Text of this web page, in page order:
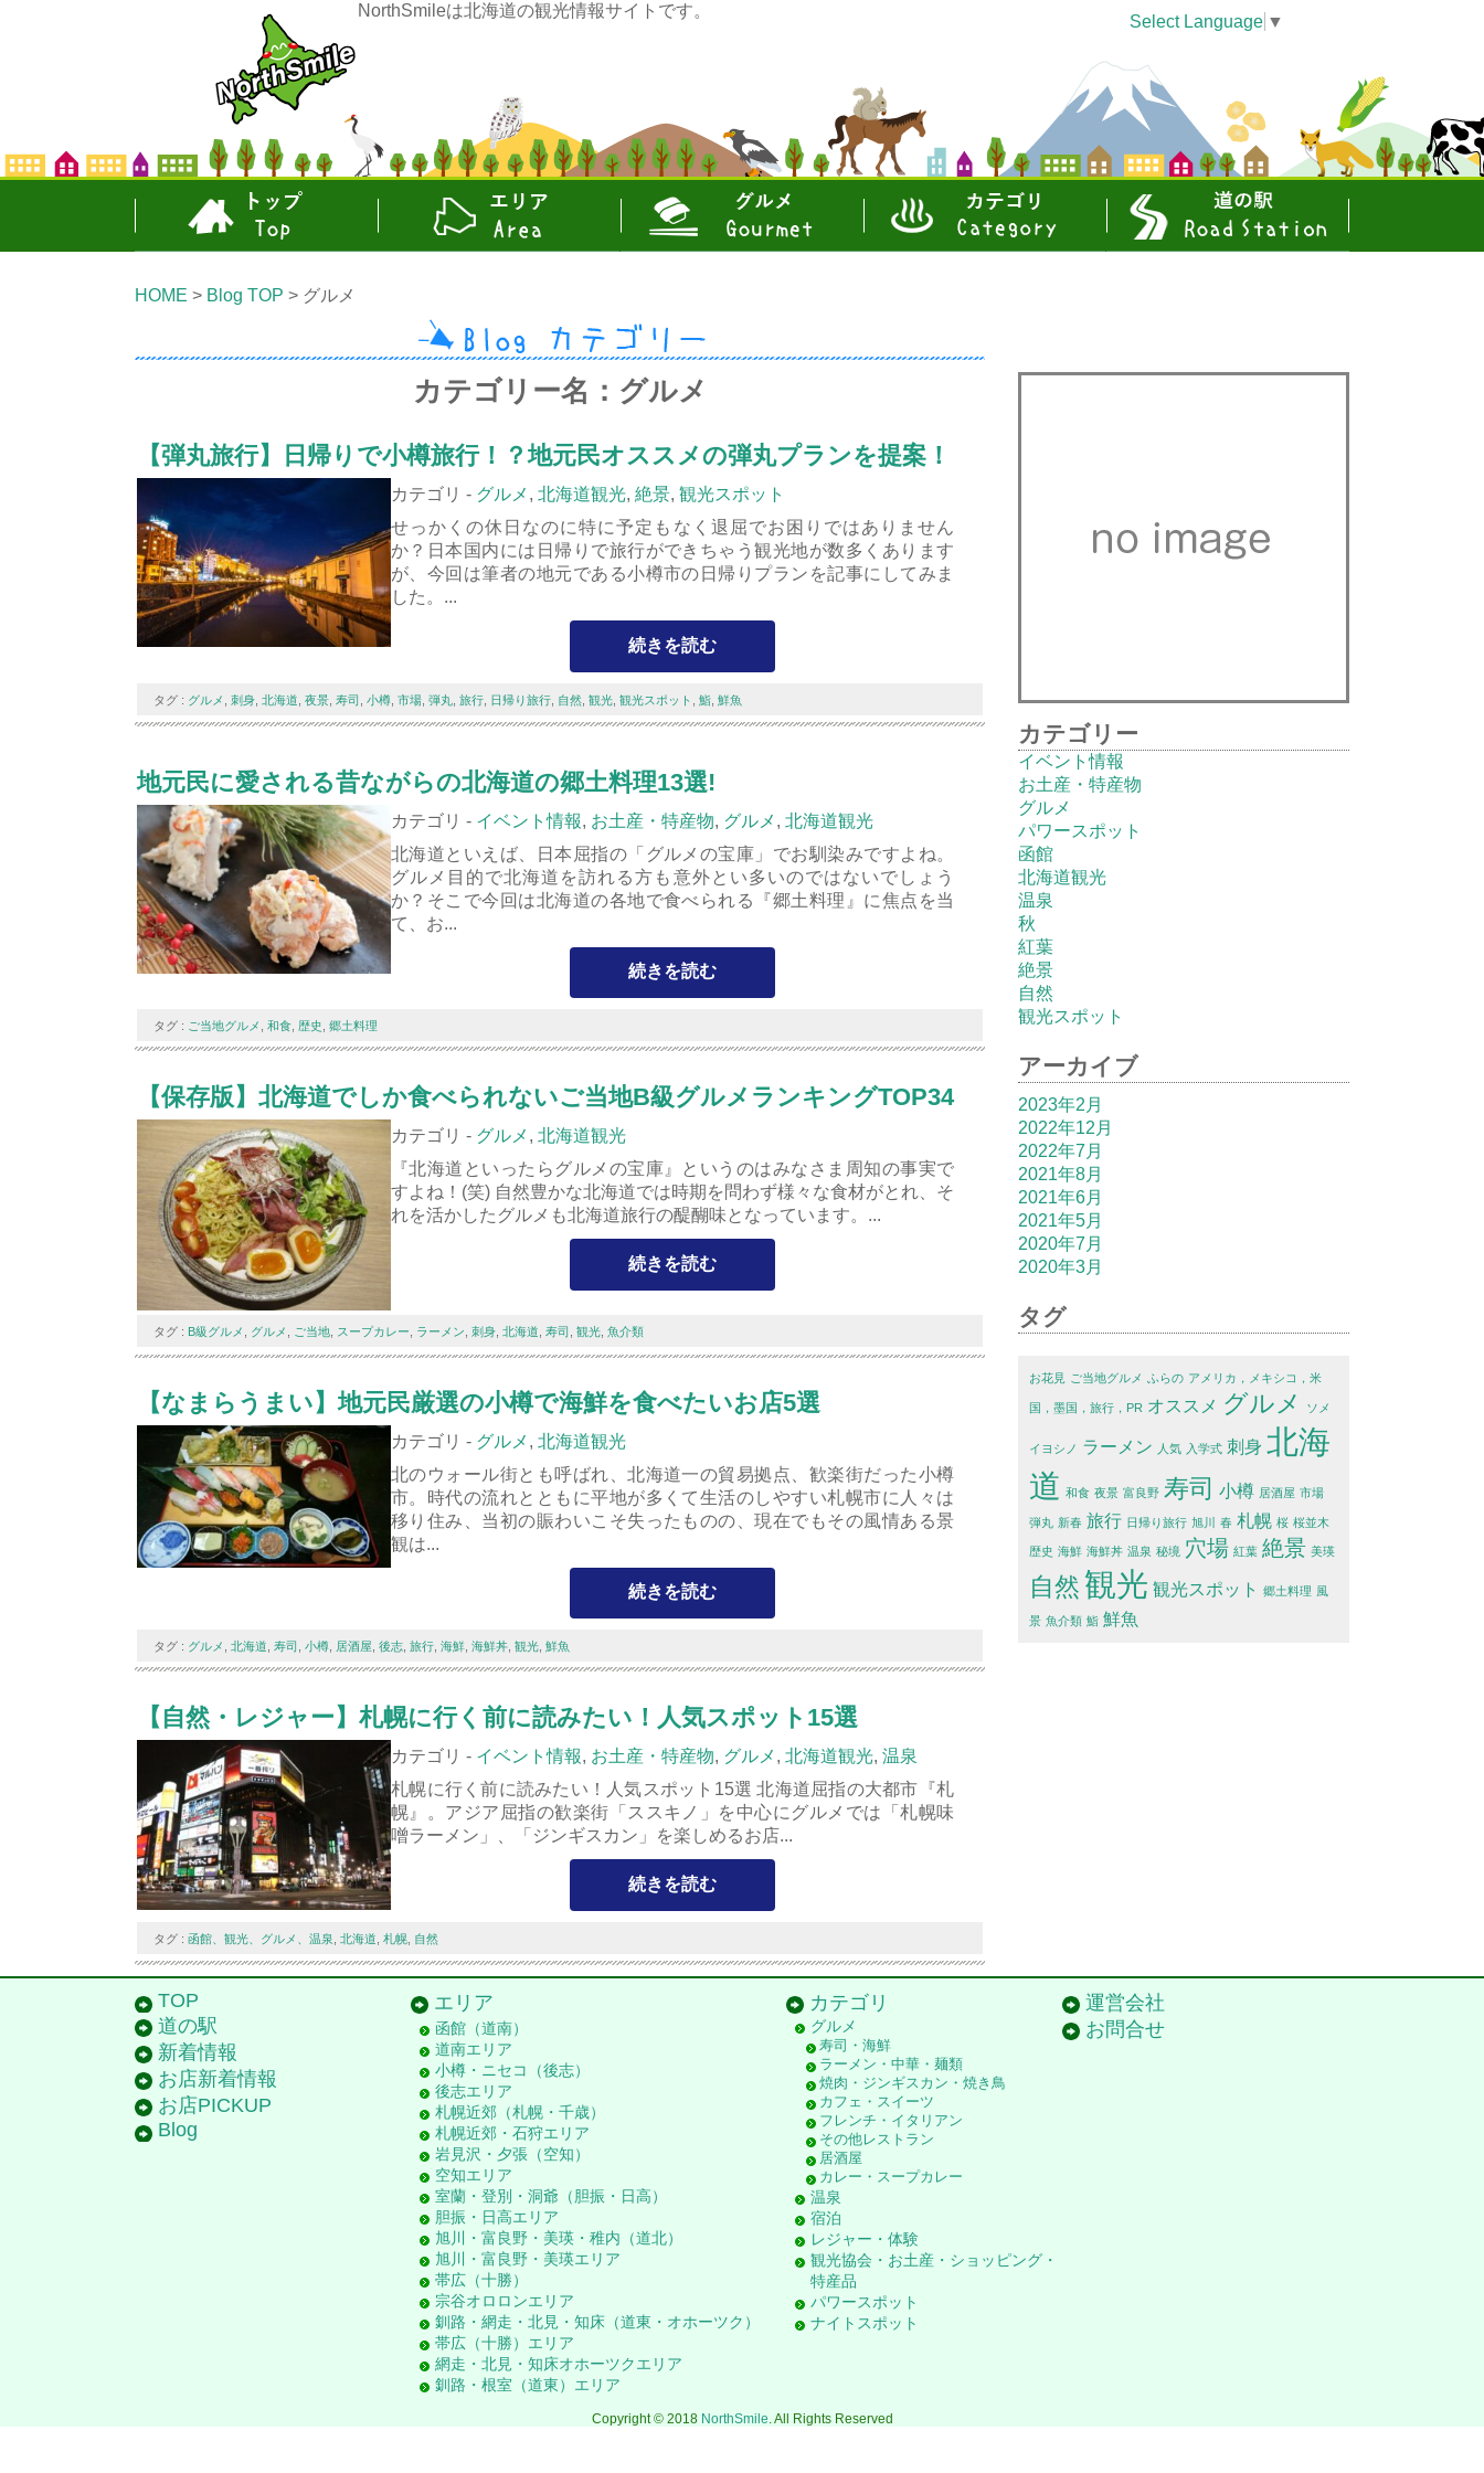
NorthSmileは北海道の観光情報サイトです。
Select Language ▼
HOME
Blog TOP グルメ
カテゴリー名：グルメ
【弾丸旅行】日帰りで小樽旅行！？地元民オススメの弾丸プランを提案！
カテゴリ - グルメ , 北海道観光, 絶景, 観光スポット
せっかくの休日なのに特に予定もなく退屈でお困りではありません
か？日本国内には日帰りで旅行ができちゃう観光地が数多くあります
が、今回は筆者の地元である小樽市の日帰りプランを記事にしてみま
した。...
続きを読む
タグ : グルメ 刺身 北海道 夜景 寿司 小樽 市場 弾丸 旅行 日帰り旅行 自然 観光 観光スポット 鮨 鮮魚
地元民に愛される昔ながらの北海道の郷土料理13選!
カテゴリ - イベント情報, お土産・特産物, グルメ , 北海道観光
北海道といえば、日本屈指の「グルメの宝庫」でお馴染みですよね。
グルメ目的で北海道を訪れる方も意外とい多いのではないでしょう
か？そこで今回は北海道の各地で食べられる『郷土料理』に焦点を当
て、お...
続きを読む
タグ : ご当地グルメ 和食 歴史 郷土料理
【保存版】北海道でしか食べられないご当地B級グルメランキングTOP34
カテゴリ - グルメ , 北海道観光
『北海道といったらグルメの宝庫』というのはみなさま周知の事実で
すよね！(笑) 自然豊かな北海道では時期を問わず様々な食材がとれ、そ
れを活かしたグルメも北海道旅行の醍醐味となっています。...
続きを読む
タグ : B級グルメ グルメ ご当地 スープカレー ラーメン 刺身 北海道 寿司 観光 魚介類
【なまらうまい】地元民厳選の小樽で海鮮を食べたいお店5選
カテゴリ - グルメ , 北海道観光
北のウォール街とも呼ばれ、北海道一の貿易拠点、歓楽街だった小樽
市。時代の流れとともに平地が多くて生活のしやすい札幌市に人々は
移り住み、当初の賑わいこそ失ったものの、現在でもその風情ある景
観は...
続きを読む
タグ : グルメ 北海道 寿司 小樽 居酒屋 後志 旅行 海鮮 海鮮丼 観光 鮮魚
【自然・レジャー】札幌に行く前に読みたい！人気スポット15選
カテゴリ - イベント情報, お土産・特産物, グルメ , 北海道観光, 温泉
札幌に行く前に読みたい！人気スポット15選 北海道屈指の大都市『札
幌』。アジア屈指の歓楽街「ススキノ」を中心にグルメでは「札幌味
噌ラーメン」、「ジンギスカン」を楽しめるお店...
続きを読む
タグ : 函館、観光、グルメ、温泉 北海道 札幌 自然
カテゴリー
イベント情報
お土産・特産物
グルメ
パワースポット
函館
北海道観光
温泉
秋
紅葉
絶景
自然
観光スポット
アーカイブ
2023年2月
2022年12月
2022年7月
2021年8月
2021年6月
2021年5月
2020年7月
2020年3月
タグ
お花見 ご当地グルメ ふらの アメリカ，メキシコ，米
国，墨国，旅行，PR オススメ グルメ ソメ
イヨシノ ラーメン 人気 入学式 刺身 北海
道 和食 夜景 富良野 寿司 小樽 居酒屋 市場
弾丸 新春 旅行 日帰り旅行 旭川 春 札幌 桜 桜並木
歴史 海鮮 海鮮丼 温泉 秘境 穴場 紅葉 絶景 美瑛
自然観光 観光スポット 郷土料理 風
景 魚介類 鮨 鮮魚
TOP
道の駅
新着情報
お店新着情報
お店PICKUP
Blog
エリア
函館（道南）
道南エリア
小樽・ニセコ（後志）
後志エリア
札幌近郊（札幌・千歳）
札幌近郊・石狩エリア
岩見沢・夕張（空知）
空知エリア
室蘭・登別・洞爺（胆振・日高）
胆振・日高エリア
旭川・富良野・美瑛・稚内（道北）
旭川・富良野・美瑛エリア
帯広（十勝）
宗谷オロロンエリア
釧路・網走・北見・知床（道東・オホーツク）
帯広（十勝）エリア
網走・北見・知床オホーツクエリア
釧路・根室（道東）エリア
カテゴリ
グルメ
寿司・海鮮
ラーメン・中華・麺類
焼肉・ジンギスカン・焼き鳥
カフェ・スイーツ
フレンチ・イタリアン
その他レストラン
居酒屋
カレー・スープカレー
温泉
宿泊
レジャー・体験
観光協会・お土産・ショッピング・
特産品
パワースポット
ナイトスポット
運営会社
お問合せ
Copyright © 2018 NorthSmile. All Rights Reserved